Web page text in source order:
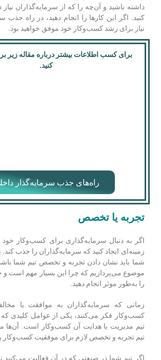
یا تعداد درآمد، به اشتراک بگذارید.
آن‌چه را که از آن‌ها نیاز دارید به
با عمل به این نکات، می‌توانید پیشنهادی
سرمایه‌گذاران برای کسب‌وکار خود ایجاد کنید. به
راه‌های جذب سرمایه‌گذار